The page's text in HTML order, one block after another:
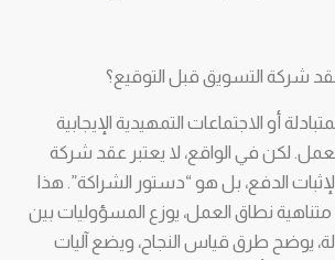
شركة التسويق قبل التوقيع؟
أو الاجتماعات التمهيدية الإيجابية
لكن في الواقع، لا يعتبر عقد شركة
الدفع، بل هو “دستور الشراكة”. هذا
نطاق العمل، يوزع المسؤوليات بين
يوضح طرق قياس النجاح، ويضع آليات